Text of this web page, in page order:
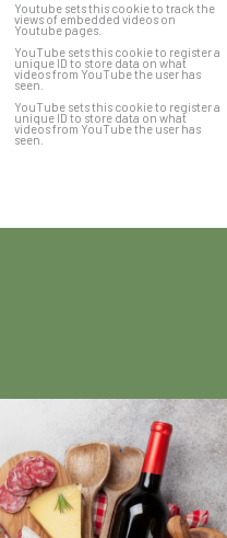
Youtube sets this cookie to track the
views of embedded videos on
Youtube pages.
YouTube sets this cookie to register a
unique ID to store data on what
videos from YouTube the user has
seen.
YouTube sets this cookie to register a
unique ID to store data on what
videos from YouTube the user has
seen.